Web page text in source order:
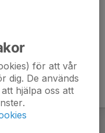
för att vår
dig. De används
hjälpa oss att